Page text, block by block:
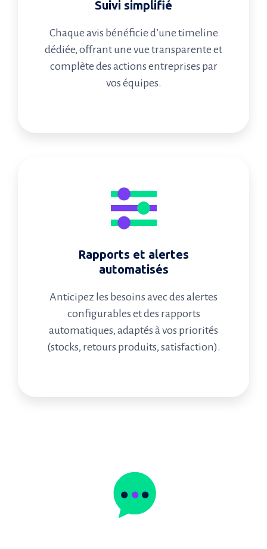
Suivi simplifié
Chaque avis bénéficie d’une timeline
dédiée, offrant une vue transparente et
complète des actions entreprises par
vos équipes.
Rapports et alertes
automatisés
Anticipez les besoins avec des alertes
configurables et des rapports
automatiques, adaptés à vos priorités
(stocks, retours produits, satisfaction).